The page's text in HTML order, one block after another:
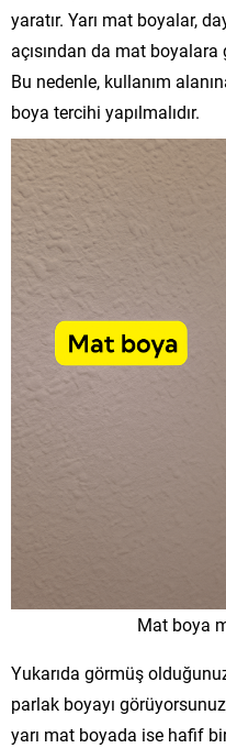
yaratır. Yarı mat boyalar,
açısından da mat boyalara
Bu nedenle, kullanım
boya tercihi yapılmalıdır.
Mat boya
Yukarıda görmüş
parlak boyayı
yarı mat boyada ise hafif